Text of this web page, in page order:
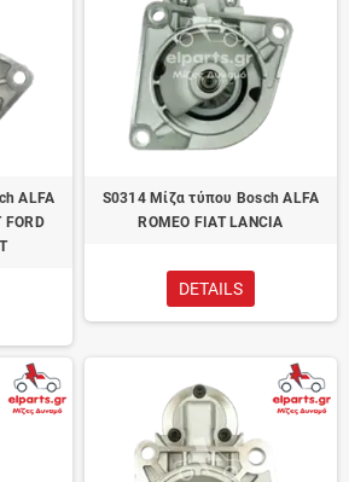
ALFA
FORD
S0314 Μίζα τύπου Bosch ALFA
ROMEO FIAT LANCIA
DETAILS